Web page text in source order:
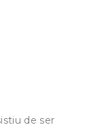
de ser